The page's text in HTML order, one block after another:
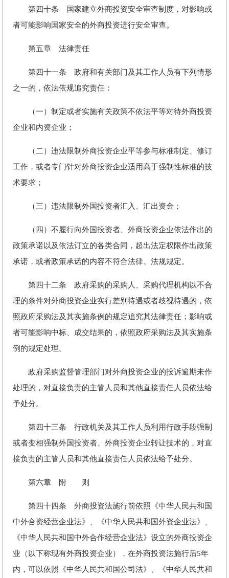
第四十条 国家建立外商投资安全审查制度，对影响或
者可能影响国家安全的外商投资进行安全审查。
第五章 法律责任
第四十一条 政府和有关部门及其工作人员有下列情形
之一的，依法依规追究责任：
（一）制定或者实施有关政策不依法平等对待外商投资
企业和内资企业；
（二）违法限制外商投资企业平等参与标准制定、修订
工作，或者专门针对外商投资企业适用高于强制性标准的技
术要求；
（三）违法限制外国投资者汇入、汇出资金；
（四）不履行向外国投资者、外商投资企业依法作出的
政策承诺以及依法订立的各类合同，超出法定权限作出政策
承诺，或者政策承诺的内容不符合法律、法规规定。
第四十二条 政府采购的采购人、采购代理机构以不合
理的条件对外商投资企业实行差别待遇或者歧视待遇的，依
照政府采购法及其实施条例的规定追究其法律责任；影响或
者可能影响中标、成交结果的，依照政府采购法及其实施条
例的规定处理。
政府采购监督管理部门对外商投资企业的投诉逾期未作
处理的，对直接负责的主管人员和其他直接责任人员依法给
予处分。
第四十三条 行政机关及其工作人员利用行政手段强制
或者变相强制外国投资者、外商投资企业转让技术的，对直
接负责的主管人员和其他直接责任人员依法给予处分。
第六章 附 则
第四十四条 外商投资法施行前依照《中华人民共和国
中外合资经营企业法》、《中华人民共和国外资企业法》、
《中华人民共和国中外合作经营企业法》设立的外商投资企
业（以下称现有外商投资企业），在外商投资法施行后5年
内，可以依照《中华人民共和国公司法》、《中华人民共和